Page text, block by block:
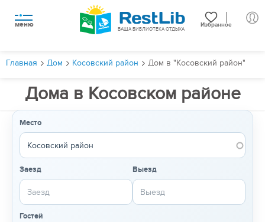
меню Избранное
ВАША БИБЛИОТЕКА ОТДЫХА
Главная Дом Косовский район Дом в "Косовский район"
Дома в Косовском районе
Место
Заезд Выезд
Гостей